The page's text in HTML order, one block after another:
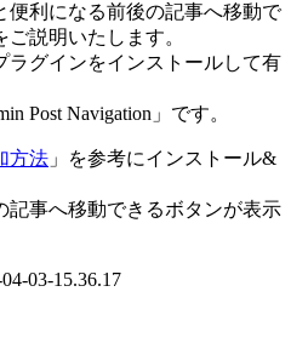
便利になる前後の記事へ移動で
説明いたします。
ラグインをインストールして有
Post Navigation」です。
方法 」を参考にインストール&
記事へ移動できるボタンが表示